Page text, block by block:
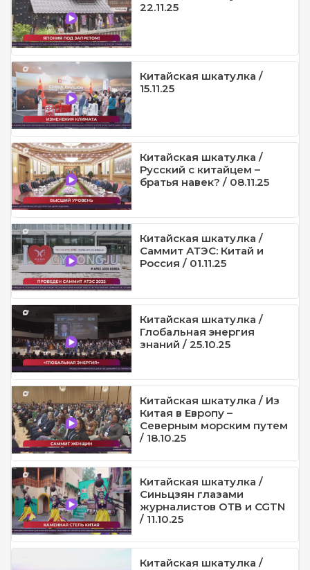
22.11.25
Китайская шкатулка /
15.11.25
Китайская шкатулка /
Русский с китайцем –
братья навек? / 08.11.25
Китайская шкатулка /
Саммит АТЭС: Китай и
Россия / 01.11.25
Китайская шкатулка /
Глобальная энергия
знаний / 25.10.25
Китайская шкатулка / Из
Китая в Европу –
Северным морским путем
/ 18.10.25
Китайская шкатулка /
Синьцзян глазами
журналистов ОТВ и CGTN
/ 11.10.25
Китайская шкатулка /